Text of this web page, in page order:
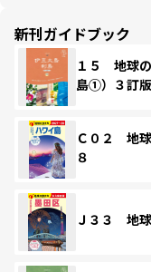
新刊ガイドブック
１５ 地球
島①）３訂版
Ｃ０２ 地
８
Ｊ３３ 地